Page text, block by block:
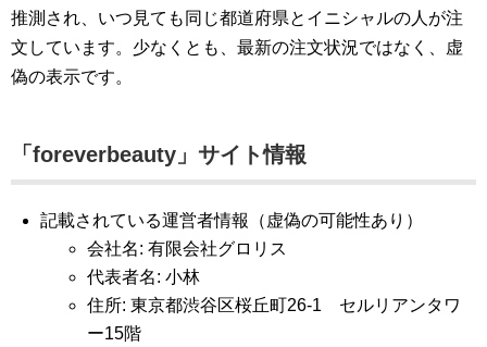
推測され、いつ見ても同じ都道府県とイニシャルの人が注
文しています。少なくとも、最新の注文状況ではなく、虚
偽の表示です。
「foreverbeauty」サイト情報
記載されている運営者情報（虚偽の可能性あり）
会社名: 有限会社グロリス
代表者名: 小林
住所: 東京都渋谷区桜丘町26-1 セルリアンタワ
ー15階